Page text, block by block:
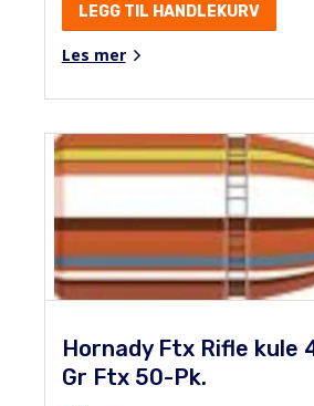
LEGG TIL HANDLEKURV
Les mer
Hornady Ftx Rifle kule
Gr Ftx 50-Pk.